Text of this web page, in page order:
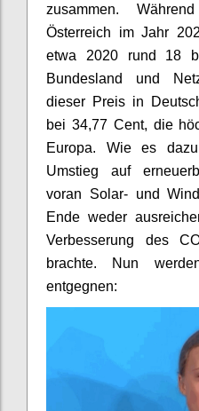
zusammen.
Österreich im Jahr
etwa 2020 rund 18
Bundesland und
dieser Preis in
bei 34,77 Cent, die
Europa. Wie es
Umstieg auf
voran Solar- und
Ende weder
Verbesserung des
brachte. Nun
entgegnen: